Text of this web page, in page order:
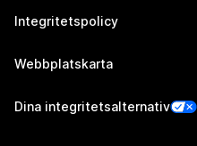
Integritetspolicy
Webbplatskarta
Dina integritetsalternativ